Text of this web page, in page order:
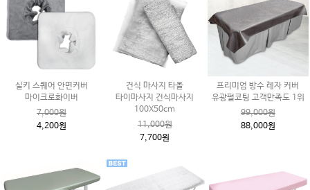
실키 스퀘어 안면커버
마이크로화이버
7,000원
4,200원
건식 마사지 타올
타이마사지 건식마사지
100X50cm
11,000원
7,700원
프리미엄 방수 레자 커버
유광펄코팅 고객만족도 1위
99,000원
88,000원